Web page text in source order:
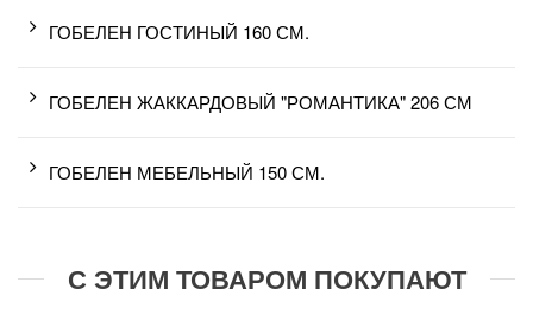
ГОБЕЛЕН ГОСТИНЫЙ 160 СМ.
ГОБЕЛЕН ЖАККАРДОВЫЙ "РОМАНТИКА" 206 СМ
ГОБЕЛЕН МЕБЕЛЬНЫЙ 150 СМ.
С ЭТИМ ТОВАРОМ ПОКУПАЮТ